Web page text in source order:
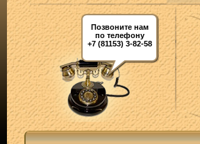
Позвоните нам
по телефону
+7 (81153) 3-82-58